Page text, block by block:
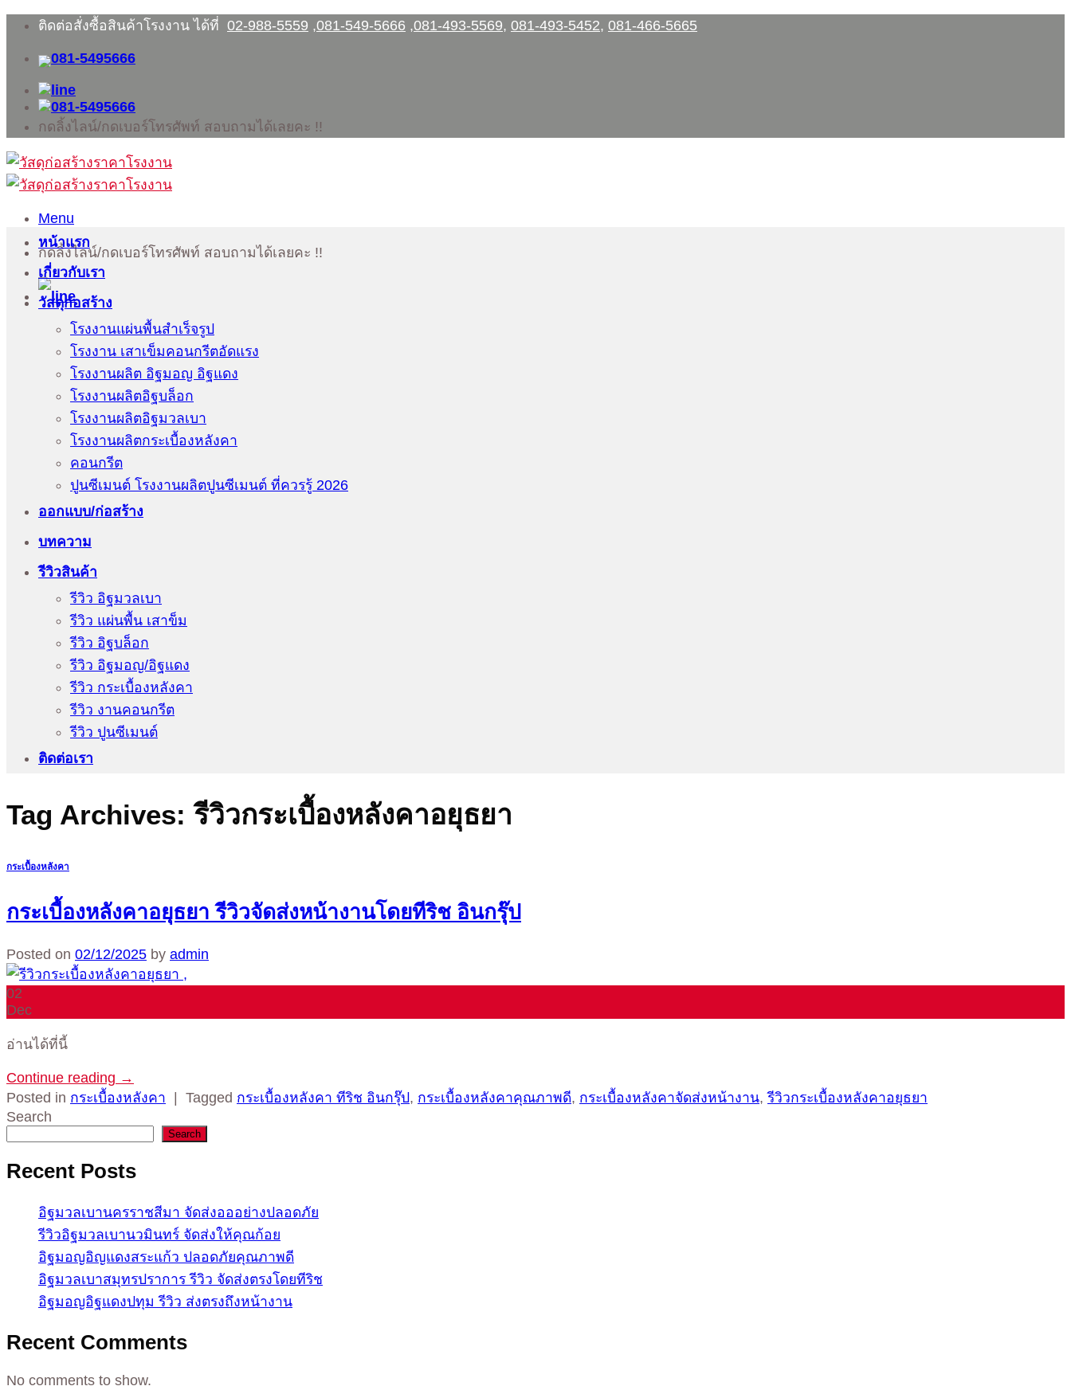
Skip
content
ติดต่อสั่งซื้อสินค้าโรงงาน ได้ที่ 02-988-5559 ,081-549-5666 ,081-493-5569, 081-493-5452, 081-466-5665
กดลิ้งไลน์/กดเบอร์โทรศัพท์ สอบถามได้เลยคะ !!
Menu
กดลิ้งไลน์/กดเบอร์โทรศัพท์ สอบถามได้เลยคะ !!
หน้าแรก
เกี่ยวกับเรา
วัสดุก่อสร้าง
โรงงานแผ่นพื้นสำเร็จรูป
โรงงาน เสาเข็มคอนกรีตอัดแรง
โรงงานผลิต อิฐมอญ อิฐแดง
โรงงานผลิตอิฐบล็อก
โรงงานผลิตอิฐมวลเบา
โรงงานผลิตกระเบื้องหลังคา
คอนกรีต
ปูนซีเมนต์ โรงงานผลิตปูนซีเมนต์ ที่ควรรู้ 2026
ออกแบบ/ก่อสร้าง
บทความ
รีวิวสินค้า
รีวิว อิฐมวลเบา
รีวิว แผ่นพื้น เสาข็ม
รีวิว อิฐบล็อก
รีวิว อิฐมอญ/อิฐแดง
รีวิว กระเบื้องหลังคา
รีวิว งานคอนกรีต
รีวิว ปูนซีเมนต์
ติดต่อเรา
Tag Archives:รีวิวกระเบื้องหลังคาอยุธยา
กระเบื้องหลังคา
กระเบื้องหลังคาอยุธยา รีวิวจัดส่งหน้างานโดยทีริช อินกรุ๊ป
Posted on 02/12/2025 by admin
02
Dec
อ่านได้ที่นี้
Continue reading →
Posted in กระเบื้องหลังคา | Tagged กระเบื้องหลังคา ทีริช อินกรุ๊ป, กระเบื้องหลังคาคุณภาพดี, กระเบื้องหลังคาจัดส่งหน้างาน,รีวิวกระเบื้องหลังคาอยุธยา
Search
Search
Recent Posts
อิฐมวลเบานครราชสีมา จัดส่งอออย่างปลอดภัย
รีวิวอิฐมวลเบานวมินทร์ จัดส่งให้คุณก้อย
อิฐมอญอิญแดงสระแก้ว ปลอดภัยคุณภาพดี
อิฐมวลเบาสมุทรปราการ รีวิว จัดส่งตรงโดยทีริช
อิฐมอญอิฐแดงปทุม รีวิว ส่งตรงถึงหน้างาน
Recent Comments
No comments to show.